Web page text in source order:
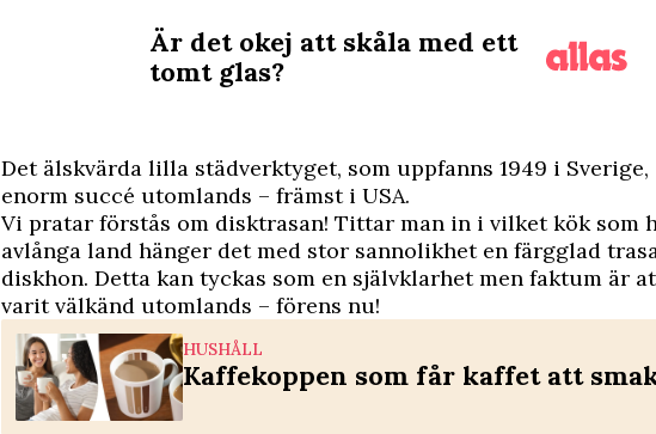
Är det okej att skåla med ett
tomt glas?
Det älskvärda lilla städverktyget, som uppfanns 1949 i
enorm succé utomlands – främst i USA.
Vi pratar förstås om disktrasan! Tittar man in i vilket kök som
avlånga land hänger det med stor sannolikhet en färgglad
diskhon. Detta kan tyckas som en självklarhet men faktum är
varit välkänd utomlands – förens nu!
HUSHÅLL
Kaffekoppen som får kaffet att